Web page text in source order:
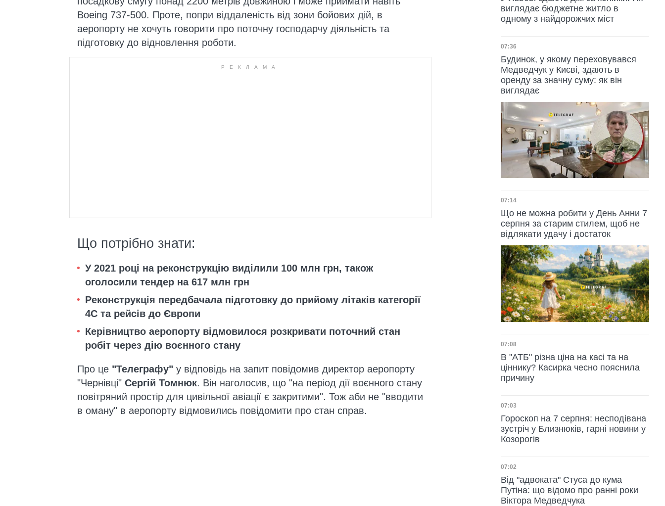
Boeing 737-500. Проте, попри віддаленість від зони бойових дій, в
аеропорту не хочуть говорити про поточну господарчу діяльність та
підготовку до відновлення роботи.
Що потрібно знати:
У 2021 році на реконструкцію виділили 100 млн грн, також
оголосили тендер на 617 млн грн
Реконструкція передбачала підготовку до прийому літаків категорії
4С та рейсів до Європи
Керівництво аеропорту відмовилося розкривати поточний стан
робіт через дію воєнного стану
Про це "Телеграфу" у відповідь на запит повідомив директор аеропорту
"Чернівці" Сергій Томнюк. Він наголосив, що "на період дії воєнного стану
повітряний простір для цивільної авіації є закритими". Тож аби не "вводити
в оману" в аеропорту відмовились повідомити про стан справ.
виглядає бюджетне житло в
одному з найдорожчих міст
Дата публікації
07:36
Будинок, у якому переховувався
Медведчук у Києві, здають в
оренду за значну суму: як він
виглядає
Дата публікації
07:14
Що не можна робити у День Анни 7
серпня за старим стилем, щоб не
відлякати удачу і достаток
Дата публікації
07:08
В "АТБ" різна ціна на касі та на
ціннику? Касирка чесно пояснила
причину
Дата публікації
07:03
Гороскоп на 7 серпня: несподівана
зустріч у Близнюків, гарні новини у
Козорогів
Дата публікації
07:02
Від "адвоката" Стуса до кума
Путіна: що відомо про ранні роки
Віктора Медведчука